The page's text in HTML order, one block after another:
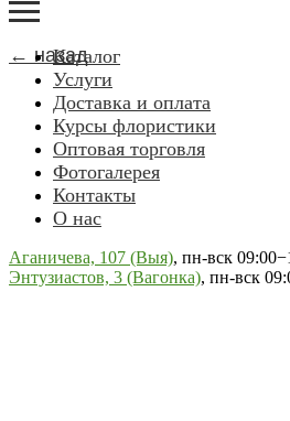
← назадКаталог
Услуги
Доставка и оплата
Курсы флористики
Оптовая торговля
Фотогалерея
Контакты
О нас
Аганичева, 107 (Выя), пн-вск
Энтузиастов, 3 (Вагонка), пн-вск